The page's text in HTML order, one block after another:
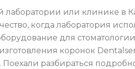
лаборатории или клинике в
когда лаборатория
для
коронок
разбираться